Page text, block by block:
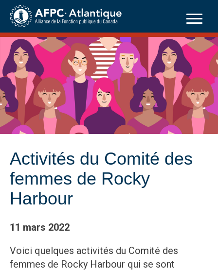
Skip
content
Activités du Comité des
femmes de Rocky
Harbour
11 mars 2022
Voici quelques activités du Comité des
femmes de Rocky Harbour qui se sont